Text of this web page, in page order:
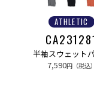
ATHLETIC
半袖スウェット
7,590円（税込）